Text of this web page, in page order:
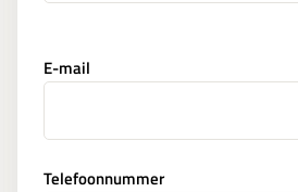
E-mail
Telefoonnummer